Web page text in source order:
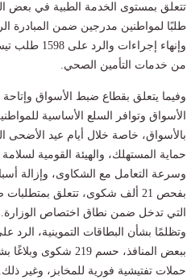
طلبًا لمواطنين مدرجين ضمن المبادرة
وإنهاء
من خدمات التأمين الصحي.
وفيما يتعلق بقطاع ضبط الأسواق
الأسواق وتوافر السلع الأساسية
بالأسواق، خاصة خلال أيام عيد الأضحى
حماية المستهلك، والهيئة القومية
وسرعة التعامل مع الشكاوى، وإزالة
بفحص 21 ألف شكوى، تتعلق
ببعض المنافذ،
حملات تفتيشية فورية للمخابز، وغير ذلك.